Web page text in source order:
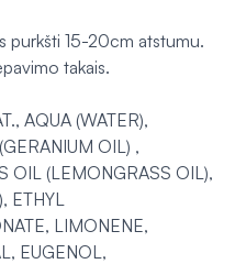
purkšti 15-20cm atstumu.
takais.
AQUA (WATER),
OIL) ,
OIL (LEMONGRASS OIL),
ETHYL
LIMONENE,
EUGENOL,